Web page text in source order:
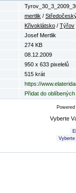
mertlik /
Křivoklátsko / Týřov
Josef Mertlik
274 KB
08.12.2009
950 x 633 pixelelů
515 krát
https://
Přidat do oblíbených
Vyberte